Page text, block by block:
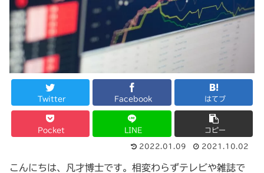
Twitter Facebook はてブ
Pocket LINE コピー
2022.01.09 2021.10.02
こんにちは、凡才博士です。相変わらずテレビや雑誌で